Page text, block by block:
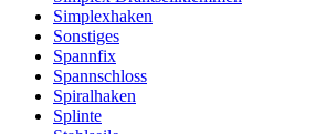
Simplexhaken
Sonstiges
Spannfix
Spannschloss
Spiralhaken
Splinte